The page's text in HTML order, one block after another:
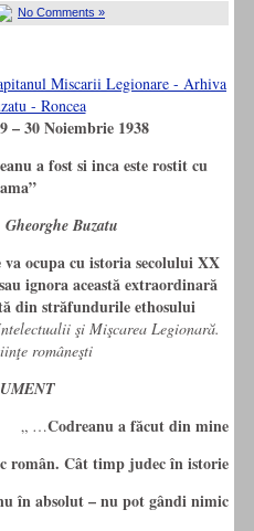
No Comments »
– 30 Noiembrie 1938
a fost si inca este rostit cu
Buzatu
ocupa cu istoria secolului XX
ignora această extraordinară
din străfundurile ethosului
şi Mişcarea Legionară.
româneşti
„ …Codreanu a făcut din mine
român. Cât timp judec în istorie
în absolut – nu pot gândi nimic